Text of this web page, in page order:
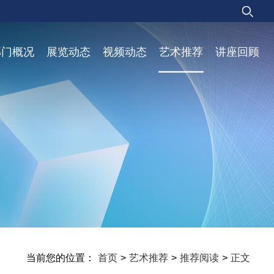
概况 展览动态 视频动态 艺术推荐 讲座回顾
当前您的位置： 首页 > 艺术推荐 > 推荐阅读 > 正文